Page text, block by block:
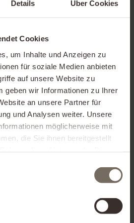
Details Über Cookies
Cookies
um Inhalte und Anzeigen zu
für soziale Medien anbieten
auf unsere Website zu
geben wir Informationen zu Ihrer
an unsere Partner für
und Analysen weiter. Unsere
möglicherweise mit
die Sie ihnen bereitgestellt
Google Analytics,
der Google Inc.
Analytics verwendet
die auf Ihrem
werden und die eine
der Website durch
Die durch den Cookie
Website werden in der
dort gespeichert. Im